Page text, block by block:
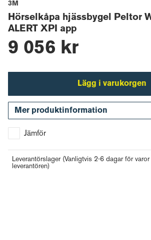
3M
Hörselkåpa hjässbygel Peltor
ALERT XPI app
9 056 kr
Lägg i varukorgen
Mer produktinformation
Jämför
Leverantörslager (Vanligtvis 2-6 dagar för
leverantören)